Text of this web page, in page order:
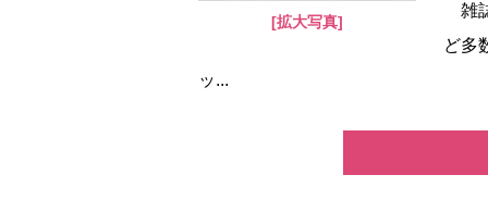
[拡大写真]
雑
ど多
ッ...